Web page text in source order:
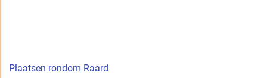
Plaatsen rondom Raard